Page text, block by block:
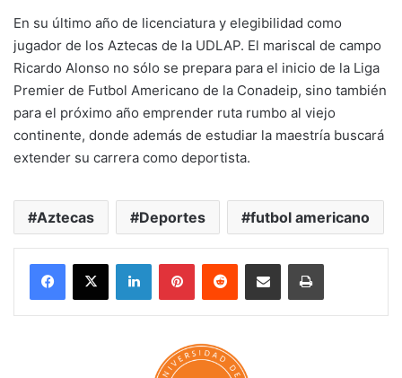
En su último año de licenciatura y elegibilidad como
jugador de los Aztecas de la UDLAP. El mariscal de campo
Ricardo Alonso no sólo se prepara para el inicio de la Liga
Premier de Futbol Americano de la Conadeip, sino también
para el próximo año emprender ruta rumbo al viejo
continente, donde además de estudiar la maestría buscará
extender su carrera como deportista.
Aztecas Deportes futbol americano
LinkedInPinterestReddit Share via Email Print